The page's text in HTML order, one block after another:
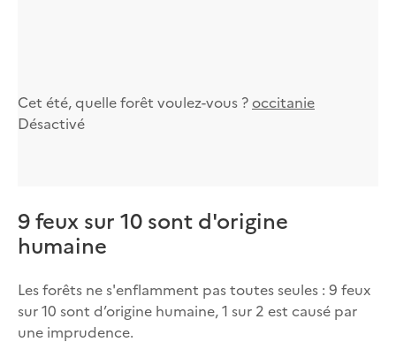
Cet été, quelle forêt voulez-vous ? occitanie
Désactivé
9 feux sur 10 sont d'origine
humaine
Les forêts ne s'enflamment pas toutes seules : 9 feux
sur 10 sont d’origine humaine, 1 sur 2 est causé par
une imprudence.